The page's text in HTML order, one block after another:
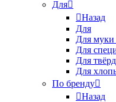
Для
Назад
Для
Для муки
Для
Для
Для
По бренду
Назад